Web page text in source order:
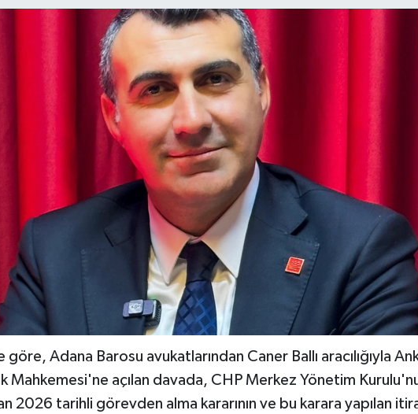
göre, Adana Barosu avukatlarından Caner Ballı aracılığıyla
Mahkemesi'ne açılan davada, CHP Merkez Yönetim
2026 tarihli görevden alma kararının ve bu karara yapılan